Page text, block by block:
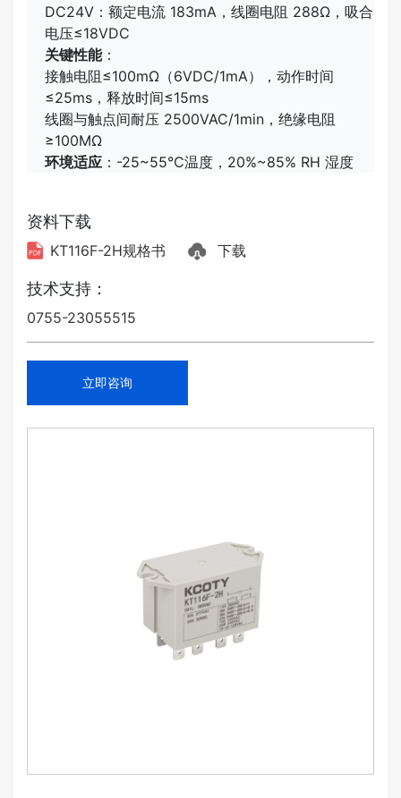
DC24V：额定电流 183mA，线圈电阻 288Ω，吸合
电压≤18VDC
关键性能：
接触电阻≤100mΩ（6VDC/1mA），动作时间
≤25ms，释放时间≤15ms
线圈与触点间耐压 2500VAC/1min，绝缘电阻
≥100MΩ
环境适应 ：-25~55℃温度，20%~85% RH 湿度
资料下载
KT116F-2H规格书 下载
技术支持：
0755-23055515
立即咨询